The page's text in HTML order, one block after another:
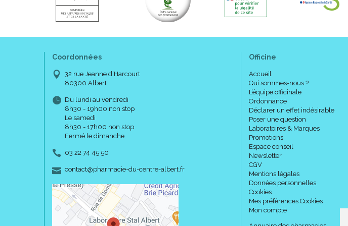
Coordonnées
32 rue Jeanne d’Harcourt
80300 Albert
Du lundi au vendredi
8h30 - 19h00 non stop
Le samedi
8h30 - 17h00 non stop
Fermé le dimanche
03 22 74 45 50
contact-
@-
pharmacie-du-centre-albert.fr
Officine
Accueil
Qui sommes-nous ?
L’équipe officinale
Ordonnance
Déclarer un effet indésirable
Poser une question
Laboratoires & Marques
Promotions
Espace conseil
Newsletter
CGV
Mentions légales
Données personnelles
Cookies
Mes préférences Cookies
Mon compte